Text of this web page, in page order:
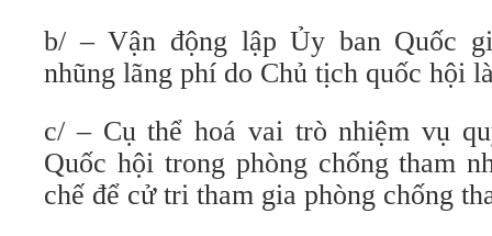
b/ – Vận động lập Ủy ban Quốc
nhũng lãng phí do Chủ tịch quốc hội
c/ – Cụ thể hoá vai trò nhiệm vụ
Quốc hội trong phòng chống tham
chế để cử tri tham gia phòng chống